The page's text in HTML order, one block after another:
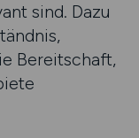
sind. Dazu
Bereitschaft,